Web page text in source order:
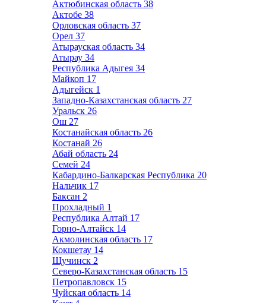
Актюбинская область 38
Актобе 38
Орловская область 37
Орел 37
Атырауская область 34
Атырау 34
Республика Адыгея 34
Майкоп 17
Адыгейск 1
Западно-Казахстанская область 27
Уральск 26
Ош 27
Костанайская область 26
Костанай 26
Абай область 24
Семей 24
Кабардино-Балкарская Республика 20
Нальчик 17
Баксан 2
Прохладный 1
Республика Алтай 17
Горно-Алтайск 14
Акмолинская область 17
Кокшетау 14
Щучинск 2
Северо-Казахстанская область 15
Петропавловск 15
Чуйская область 14